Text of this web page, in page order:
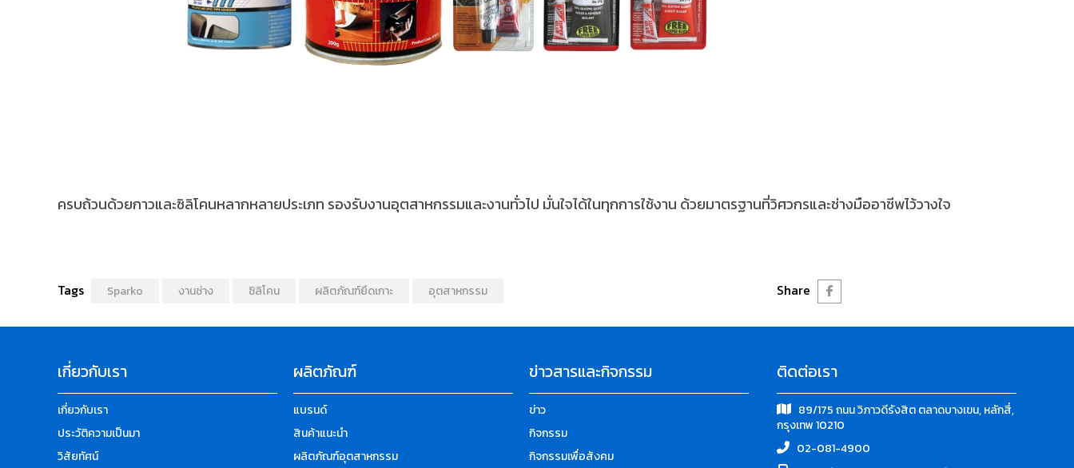
ครบถ้วนด้วยกาวและซิลิโคนหลากหลายประเภท รองรับงานอุตสาหกรรมและงานทั่วไป มั่นใจได้ในทุกการใช้งาน ด้วยมาตรฐานที่วิศวกรและช่างมืออาชีพไว้วางใจ
Tags Sparko งานช่าง ซิลิโคน ผลิตภัณฑ์ยึดเกาะ อุตสาหกรรม Share
เกี่ยวกับเรา
เกี่ยวกับเรา
ประวัติความเป็นมา
วิสัยทัศน์
ผลิตภัณฑ์
แบรนด์
สินค้าแนะนำ
ผลิตภัณฑ์อุตสาหกรรม
ข่าวสารและกิจกรรม
ข่าว
กิจกรรม
กิจกรรมเพื่อสังคม
ติดต่อเรา
89/175 ถนน วิภาวดีรังสิต ตลาดบางเขน, หลักสี่,
กรุงเทพ 10210
02-081-4900